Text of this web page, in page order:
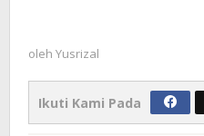
oleh Yusrizal
Ikuti Kami Pada